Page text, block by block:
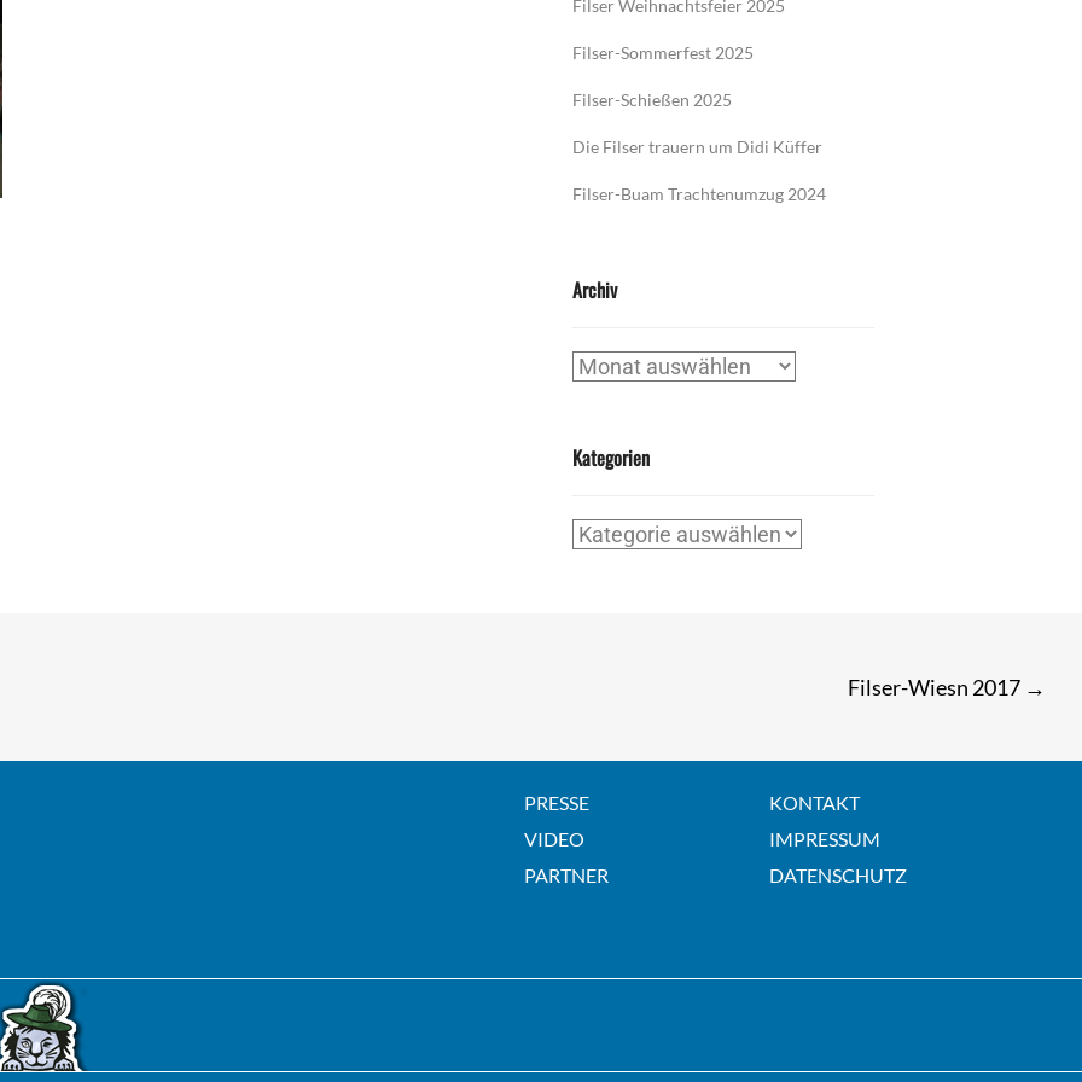
Filser Weihnachtsfeier 2025
Filser-Sommerfest 2025
Filser-Schießen 2025
Die Filser trauern um Didi Küffer
Filser-Buam Trachtenumzug 2024
Archiv
Archiv
Kategorien
Kategorien
Filser-Wiesn 2017 →
PRESSE
VIDEO
PARTNER
KONTAKT
IMPRESSUM
DATENSCHUTZ